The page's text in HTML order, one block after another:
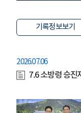
기록정보보기
2026.07.06